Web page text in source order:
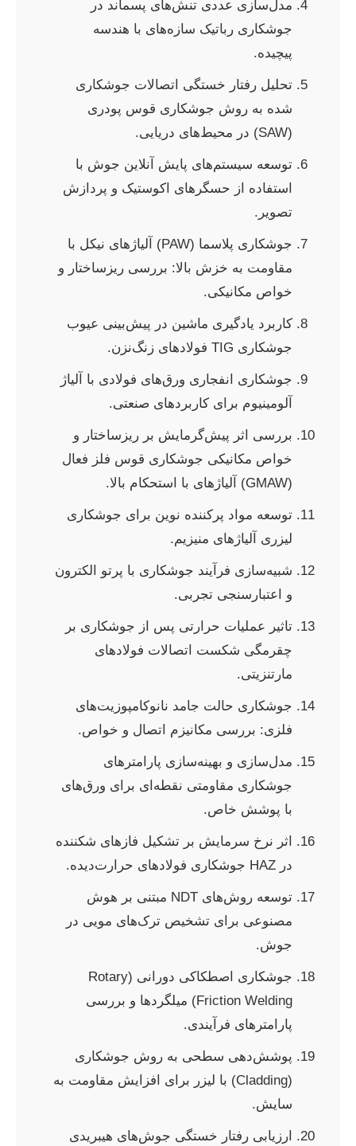
مدل‌سازی عددی تنش‌های پسماند در
جوشکاری رباتیک سازه‌های با هندسه
پیچیده.
تحلیل رفتار خستگی اتصالات جوشکاری
شده به روش جوشکاری قوس پودری
(SAW) در محیط‌های دریایی.
توسعه سیستم‌های پایش آنلاین جوش با
استفاده از حسگرهای اکوستیک و پردازش
تصویر.
جوشکاری پلاسما (PAW) آلیاژهای نیکل با
مقاومت به خزش بالا: بررسی ریزساختار و
خواص مکانیکی.
کاربرد یادگیری ماشین در پیش‌بینی عیوب
جوشکاری TIG فولادهای زنگ‌نزن.
جوشکاری انفجاری ورق‌های فولادی با آلیاژ
آلومینیوم برای کاربردهای صنعتی.
بررسی اثر پیش‌گرمایش بر ریزساختار و
خواص مکانیکی جوشکاری قوس فلز فعال
(GMAW) آلیاژهای با استحکام بالا.
توسعه مواد پرکننده نوین برای جوشکاری
لیزری آلیاژهای منیزیم.
شبیه‌سازی فرآیند جوشکاری با پرتو الکترون
و اعتبارسنجی تجربی.
تاثیر عملیات حرارتی پس از جوشکاری بر
چقرمگی شکست اتصالات فولادهای
مارتنزیتی.
جوشکاری حالت جامد نانوکامپوزیت‌های
فلزی: بررسی مکانیزم اتصال و خواص.
مدل‌سازی و بهینه‌سازی پارامترهای
جوشکاری مقاومتی نقطه‌ای برای ورق‌های
با پوشش خاص.
اثر نرخ سرمایش بر تشکیل فازهای شکننده
در HAZ جوشکاری فولادهای حرارت‌دیده.
توسعه روش‌های NDT مبتنی بر هوش
مصنوعی برای تشخیص ترک‌های مویی در
جوش.
جوشکاری اصطکاکی دورانی (Rotary
Friction Welding) میلگردها و بررسی
پارامترهای فرآیندی.
پوشش‌دهی سطحی به روش جوشکاری
(Cladding) با لیزر برای افزایش مقاومت به
سایش.
ارزیابی رفتار خستگی جوش‌های هیبریدی